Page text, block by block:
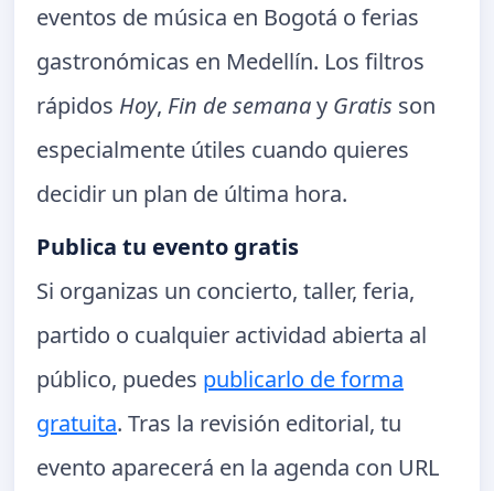
eventos de música en Bogotá o ferias
gastronómicas en Medellín. Los filtros
rápidos Hoy, Fin de semanay Gratis son
especialmente útiles cuando quieres
decidir un plan de última hora.
Publica tu evento gratis
Si organizas un concierto, taller, feria,
partido o cualquier actividad abierta al
público, puedes publicarlo de forma
gratuita. Tras la revisión editorial, tu
evento aparecerá en la agenda con URL